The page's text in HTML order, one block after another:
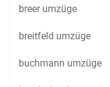
breer umzüge
breitfeld umzüge
buchmann umzüge